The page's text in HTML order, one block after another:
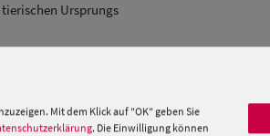
Ursprungs
Mit dem Klick auf "OK" geben Sie
. Die Einwilligung können